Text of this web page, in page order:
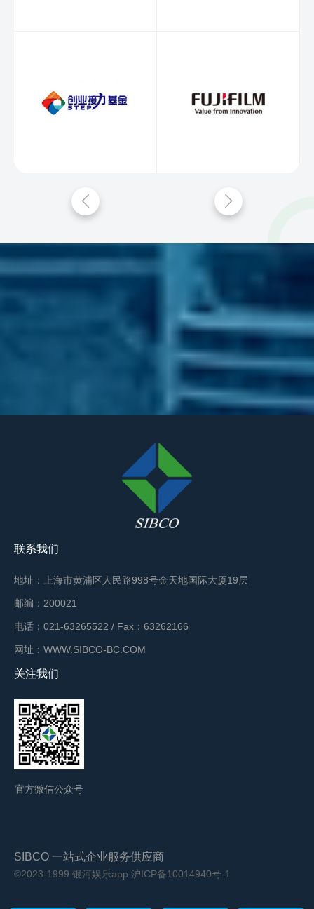
联系我们
地址：上海市黄浦区人民路998号金天地国际大厦19层
邮编：200021
电话：021-63265522 / Fax：63262166
网址：WWW.SIBCO-BC.COM
关注我们
官方微信公众号
SIBCO 一站式企业服务供应商
©2023-1999 银河娱乐app 沪ICP备10014940号-1